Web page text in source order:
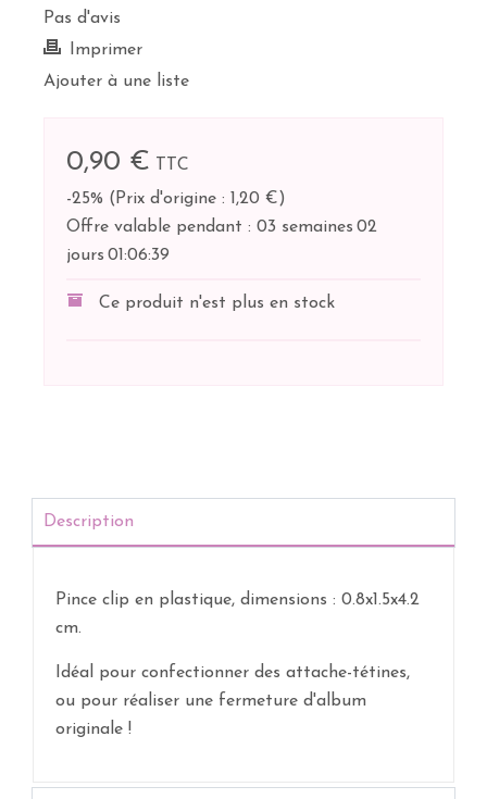
Pas d'avis
Imprimer
Ajouter à une liste
0,90 €
TTC
-25% ( Prix d'origine : 1,20 €)
Offre valable pendant : 03 semaines 02
jours 01:06:39
Ce produit n'est plus en stock
Description
Pince clip en plastique, dimensions : 0.8x1.5x4.2
cm.
Idéal pour confectionner des attache-tétines,
ou pour réaliser une fermeture d'album
originale !